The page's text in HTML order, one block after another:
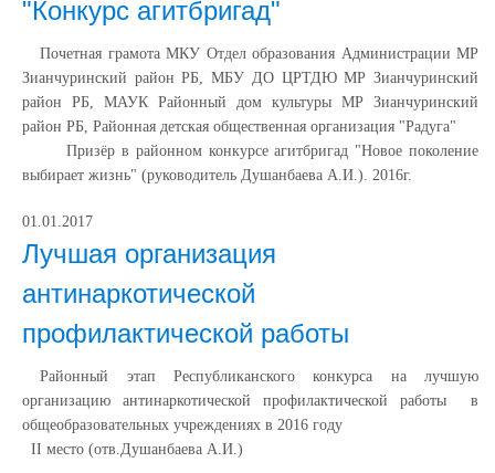
"Конкурс агитбригад"
Почетная грамота МКУ Отдел образования Администрации МР
Зианчуринский район РБ, МБУ ДО ЦРТДЮ МР Зианчуринский
район РБ, МАУК Районный дом культуры МР Зианчуринский
район РБ, Районная детская общественная организация "Радуга"
Призёр в районном конкурсе агитбригад "Новое поколение
выбирает жизнь" (руководитель Душанбаева А.И.). 2016г.
01.01.2017
Лучшая организация
антинаркотической
профилактической работы
Районный этап Республиканского конкурса на лучшую
организацию антинаркотической профилактической работы в
общеобразовательных учреждениях в 2016 году
II место (отв.Душанбаева А.И.)